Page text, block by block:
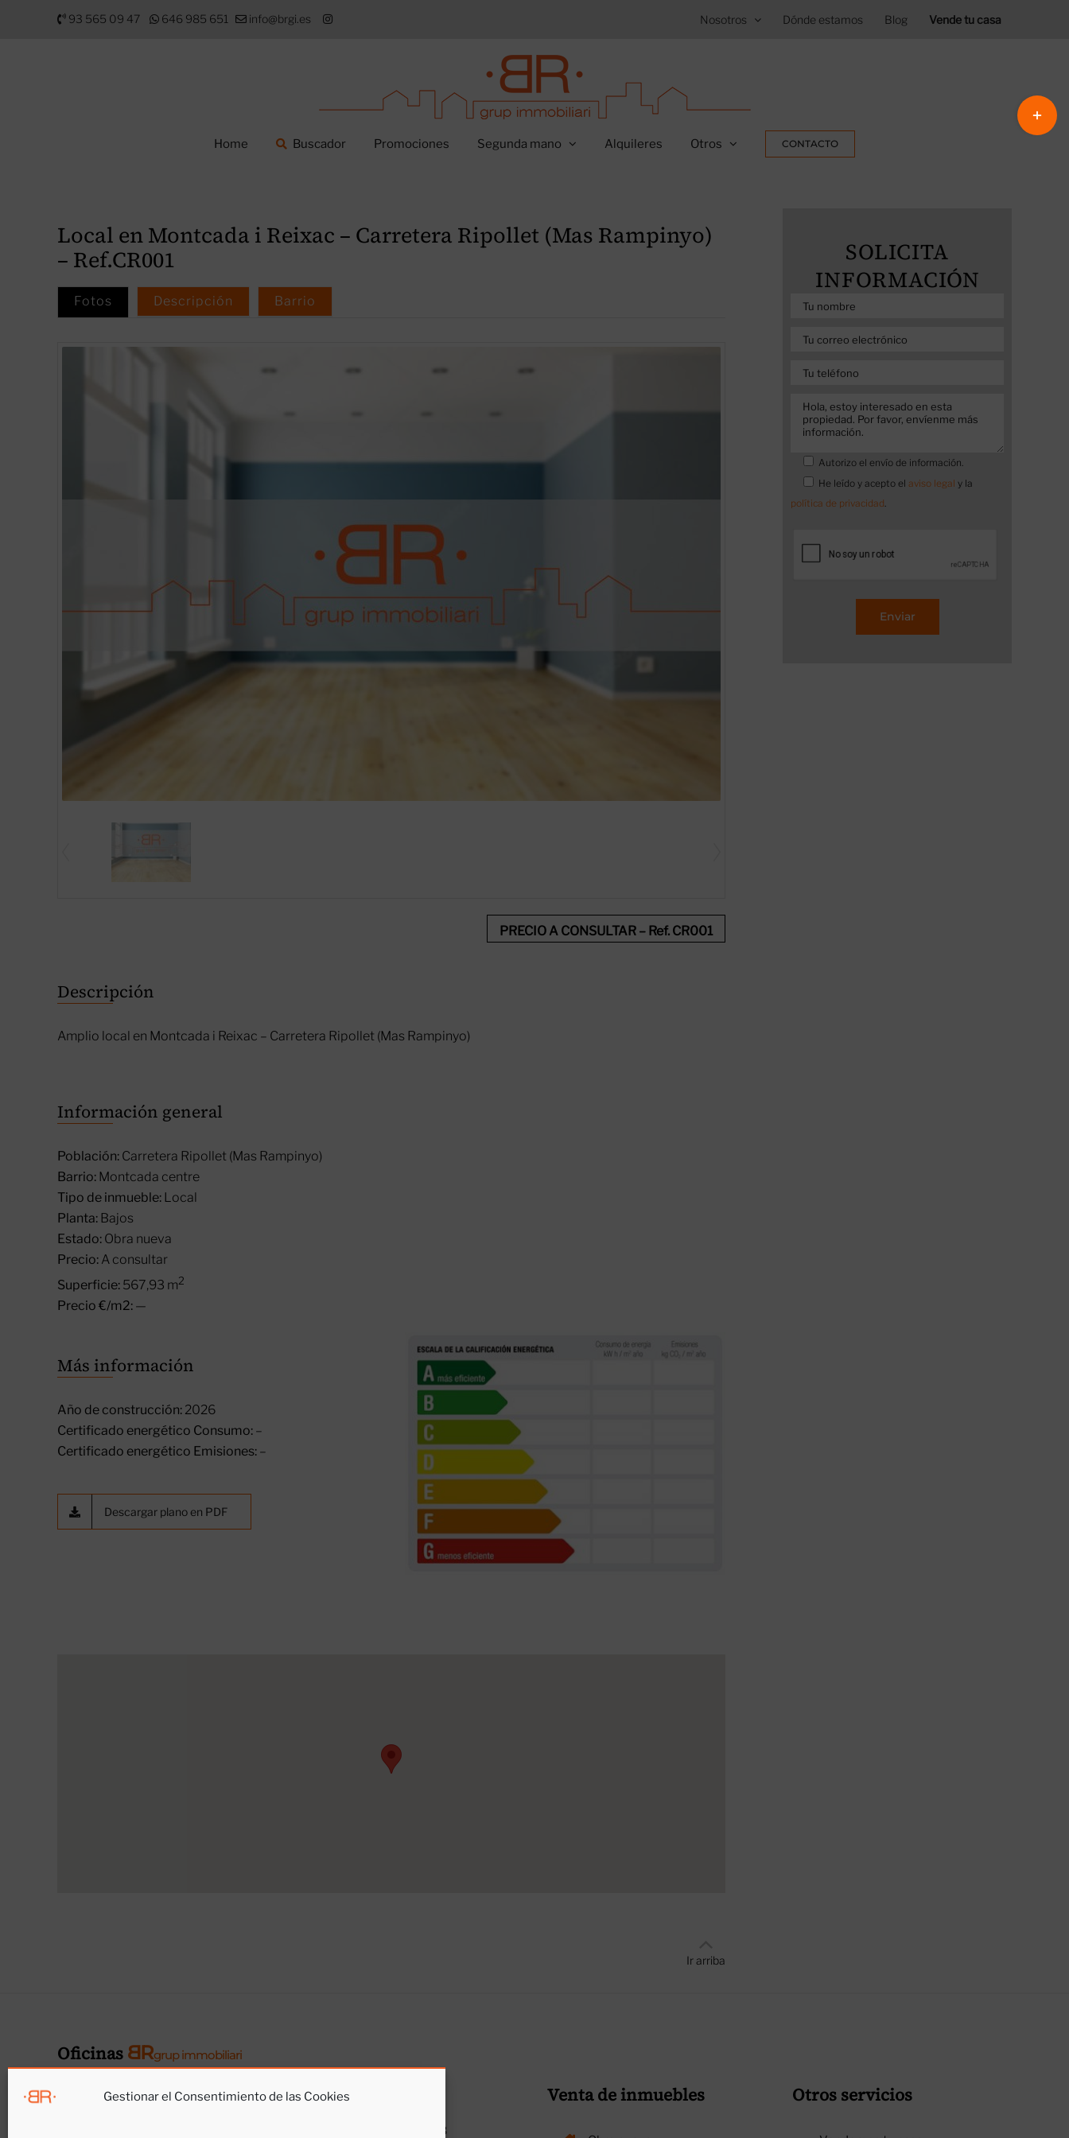
Gestionar el Consentimiento de las Cookies
93 565 09 47 646 985 651 info@brgi.es Nosotros Dónde estamos Blog Vende tu casa
Home Buscador Promociones Segunda mano Alquileres Otros CONTACTO
Local en Montcada i Reixac – Carretera Ripollet (Mas Rampinyo)
– Ref.CR001
Fotos Descripción Barrio
PRECIO A CONSULTAR – Ref. CR001
Descripción
Amplio local en Montcada i Reixac – Carretera Ripollet (Mas Rampinyo)
Información general
Población:Carretera Ripollet (Mas Rampinyo)
Barrio:Montcada centre
Tipo de inmueble:Local
Planta:Bajos
Estado:Obra nueva
Precio:A consultar
Superficie:567,93 m2
Precio €/m2:—
Más información
Año de construcción:2026
Certificado energético Consumo:–
Certificado energético Emisiones:–
Descargar plano en PDF
Ir arriba
SOLICITA
INFORMACIÓN
Autorizo el envío de información.
He leído y acepto el aviso legal y la
política de privacidad.
Oficinas BRgrup immobiliari
Santa María de Montcada Montcada centre
Carrer Bonavista, 2 B
Venta de inmuebles Otros servicios
Toggle
Sliding